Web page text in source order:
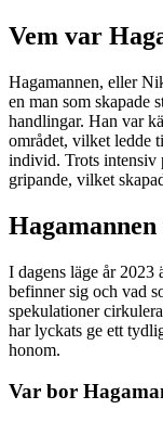
Vem var
Hagamannen, eller
en man som skapade
handlingar. Han var
området, vilket ledde
individ. Trots intensiv
gripande, vilket
Hagamannen
I dagens läge år 2023
befinner sig och vad
spekulationer
har lyckats ge ett
honom.
Var bor